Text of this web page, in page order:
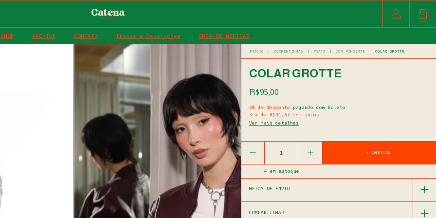
SHOP ARCHIVE CONTATO Trocas e Devoluções GUIA DE MEDIDAS
INÍCIO CORRENTINHAS PRATA COM PINGENTE COLAR GROTTE
COLAR GROTTE
R$95,00
5% de desconto pagando com Boleto
3
x de R$31,67
sem juros
Ver mais detalhes
4 em estoque
MEIOS DE ENVIO
COMPARTILHAR